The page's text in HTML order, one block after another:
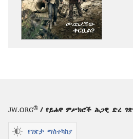
JW.ORG® / የይሖዋ ምሥክሮች ሕጋዊ ድረ ገጽ
የገጽታ ማስተካከያ